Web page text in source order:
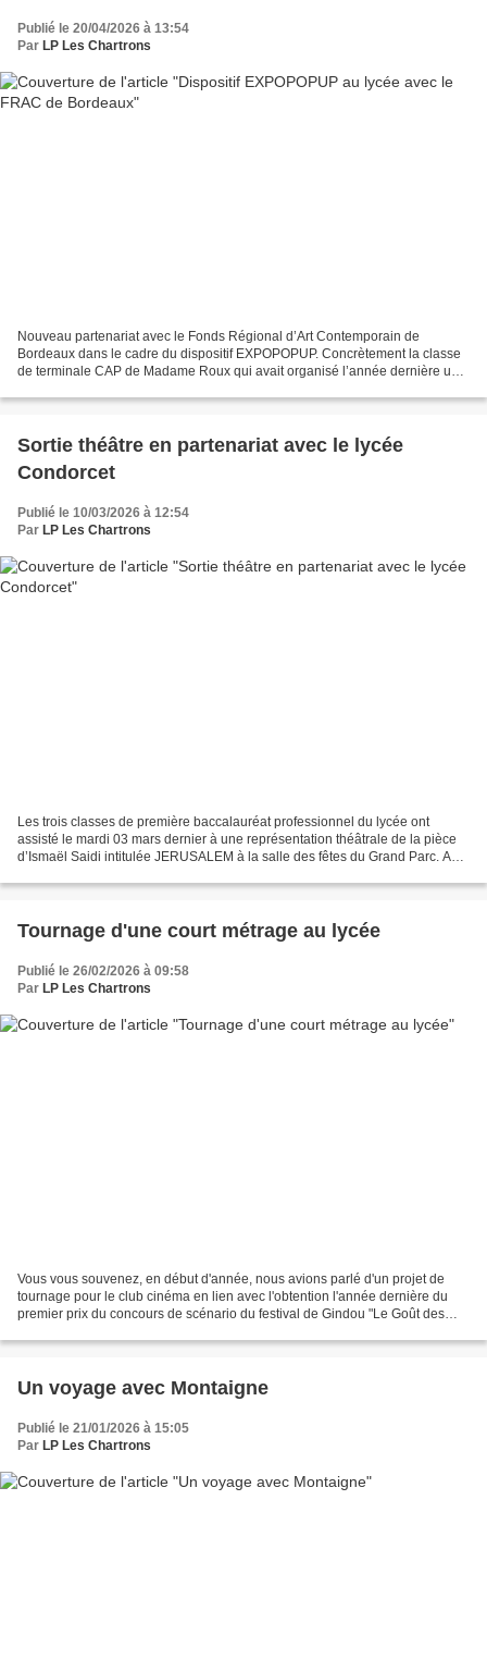
Publié le 20/04/2026 à 13:54
Par LP Les Chartrons
Nouveau partenariat avec le Fonds Régional d’Art Contemporain de
Bordeaux dans le cadre du dispositif EXPOPOPUP. Concrètement la classe
de terminale CAP de Madame Roux qui avait organisé l’année dernière une
Sortie théâtre en partenariat avec le lycée
Condorcet
Publié le 10/03/2026 à 12:54
Par LP Les Chartrons
Les trois classes de première baccalauréat professionnel du lycée ont
assisté le mardi 03 mars dernier à une représentation théâtrale de la pièce
d’Ismaël Saidi intitulée JERUSALEM à la salle des fêtes du Grand Parc. A
Tournage d'une court métrage au lycée
Publié le 26/02/2026 à 09:58
Par LP Les Chartrons
Vous vous souvenez, en début d'année, nous avions parlé d'un projet de
tournage pour le club cinéma en lien avec l'obtention l'année dernière du
premier prix du concours de scénario du festival de Gindou "Le Goût des
Un voyage avec Montaigne
Publié le 21/01/2026 à 15:05
Par LP Les Chartrons